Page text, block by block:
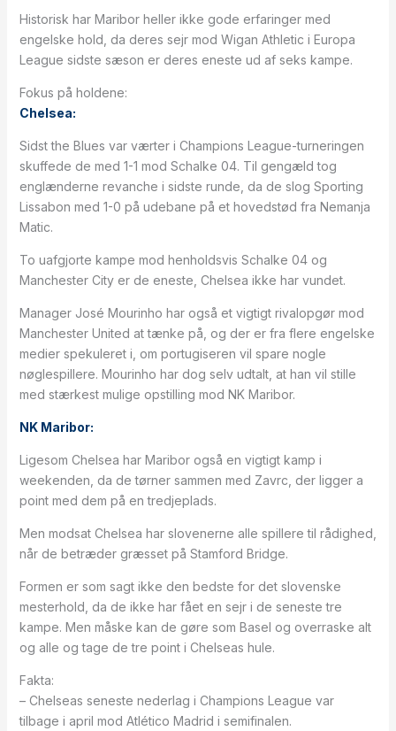
Historisk har Maribor heller ikke gode erfaringer med
engelske hold, da deres sejr mod Wigan Athletic i Europa
League sidste sæson er deres eneste ud af seks kampe.
Fokus på holdene:
Chelsea:
Sidst the Blues var værter i Champions League-turneringen
skuffede de med 1-1 mod Schalke 04. Til gengæld tog
englænderne revanche i sidste runde, da de slog Sporting
Lissabon med 1-0 på udebane på et hovedstød fra Nemanja
Matic.
To uafgjorte kampe mod henholdsvis Schalke 04 og
Manchester City er de eneste, Chelsea ikke har vundet.
Manager José Mourinho har også et vigtigt rivalopgør mod
Manchester United at tænke på, og der er fra flere engelske
medier spekuleret i, om portugiseren vil spare nogle
nøglespillere. Mourinho har dog selv udtalt, at han vil stille
med stærkest mulige opstilling mod NK Maribor.
NK Maribor:
Ligesom Chelsea har Maribor også en vigtigt kamp i
weekenden, da de tørner sammen med Zavrc, der ligger a
point med dem på en tredjeplads.
Men modsat Chelsea har slovenerne alle spillere til rådighed,
når de betræder græsset på Stamford Bridge.
Formen er som sagt ikke den bedste for det slovenske
mesterhold, da de ikke har fået en sejr i de seneste tre
kampe. Men måske kan de gøre som Basel og overraske alt
og alle og tage de tre point i Chelseas hule.
Fakta:
– Chelseas seneste nederlag i Champions League var
tilbage i april mod Atlético Madrid i semifinalen.